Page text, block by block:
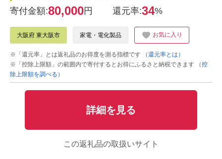
寄付金額:80,000円 還元率:34%
大阪府 東大阪市 家電・電化製品 お気に入り
※「還元率」とは返礼品のお得度を測る指標です
（還元率とは）
※「控除上限額」の範囲内で寄付するとお得にふるさと納税できます
（控
除上限額を調べる）
詳細を見る
この返礼品の取扱いサイト